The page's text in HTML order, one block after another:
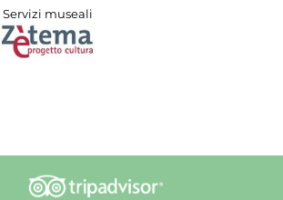
Servizi museali